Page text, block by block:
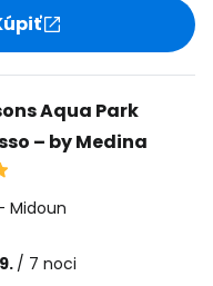
Aqua Park
– by Medina
Midoun
/ 7 noci